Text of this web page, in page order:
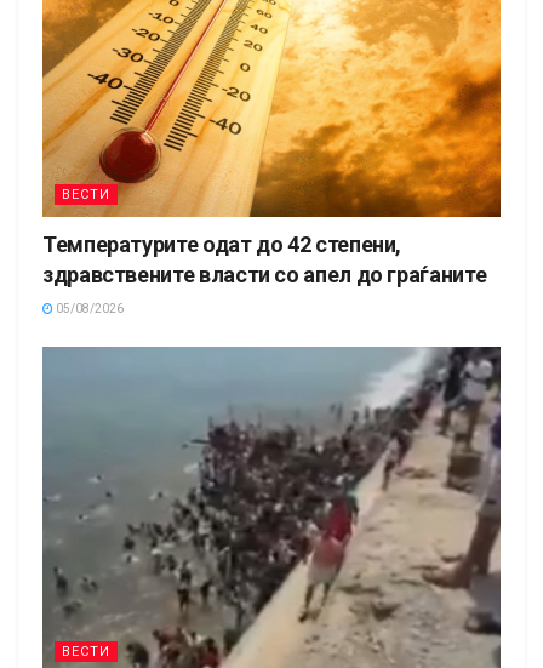
ВЕСТИ
Температурите одат до 42 степени,
здравствените власти со апел до граѓаните
05/08/2026
ВЕСТИ